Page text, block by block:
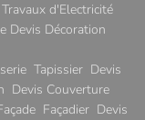
d'Electricité
Devis Décoration
Tapissier Devis
Devis Couverture
Façadier Devis